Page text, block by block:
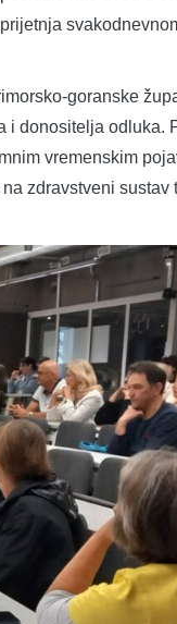
goranske
i donositelja odluka.
vremenskim
zdravstveni sustav